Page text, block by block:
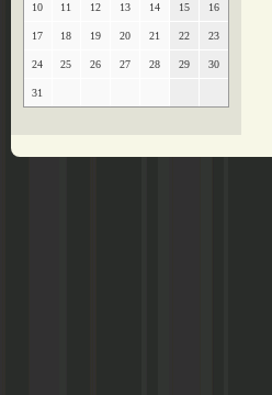
10 11 12 13 14 15 16
17 18 19 20 21 22 23
24 25 26 27 28 29 30
31